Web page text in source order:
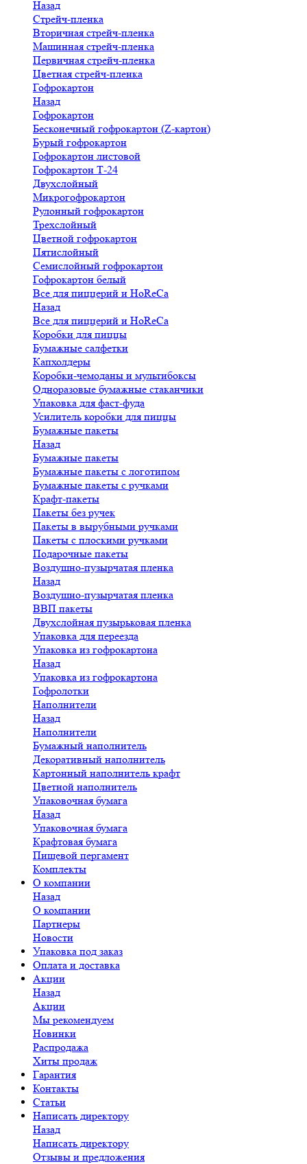
Назад
Стрейч-пленка
Вторичная стрейч-пленка
Машинная стрейч-пленка
Первичная стрейч-пленка
Цветная стрейч-пленка
Гофрокартон
Назад
Гофрокартон
Бесконечный гофрокартон (Z-картон)
Бурый гофрокартон
Гофрокартон листовой
Гофрокартон Т-24
Двухслойный
Микрогофрокартон
Рулонный гофрокартон
Трехслойный
Цветной гофрокартон
Пятислойный
Семислойный гофрокартон
Гофрокартон белый
Все для пиццерий и HoReCa
Назад
Все для пиццерий и HoReCa
Коробки для пиццы
Бумажные салфетки
Капхолдеры
Коробки-чемоданы и мультибоксы
Одноразовые бумажные стаканчики
Упаковка для фаст-фуда
Усилитель коробки для пиццы
Бумажные пакеты
Назад
Бумажные пакеты
Бумажные пакеты с логотипом
Бумажные пакеты с ручками
Крафт-пакеты
Пакеты без ручек
Пакеты в вырубными ручками
Пакеты с плоскими ручками
Подарочные пакеты
Воздушно-пузырчатая пленка
Назад
Воздушно-пузырчатая пленка
ВВП пакеты
Двухслойная пузырьковая пленка
Упаковка для переезда
Упаковка из гофрокартона
Назад
Упаковка из гофрокартона
Гофролотки
Наполнители
Назад
Наполнители
Бумажный наполнитель
Декоративный наполнитель
Картонный наполнитель крафт
Цветной наполнитель
Упаковочная бумага
Назад
Упаковочная бумага
Крафтовая бумага
Пищевой пергамент
Комплекты
О компании
Назад
О компании
Партнеры
Новости
Упаковка под заказ
Оплата и доставка
Акции
Назад
Акции
Мы рекомендуем
Новинки
Распродажа
Хиты продаж
Гарантия
Контакты
Статьи
Написать директору
Назад
Написать директору
Отзывы и предложения